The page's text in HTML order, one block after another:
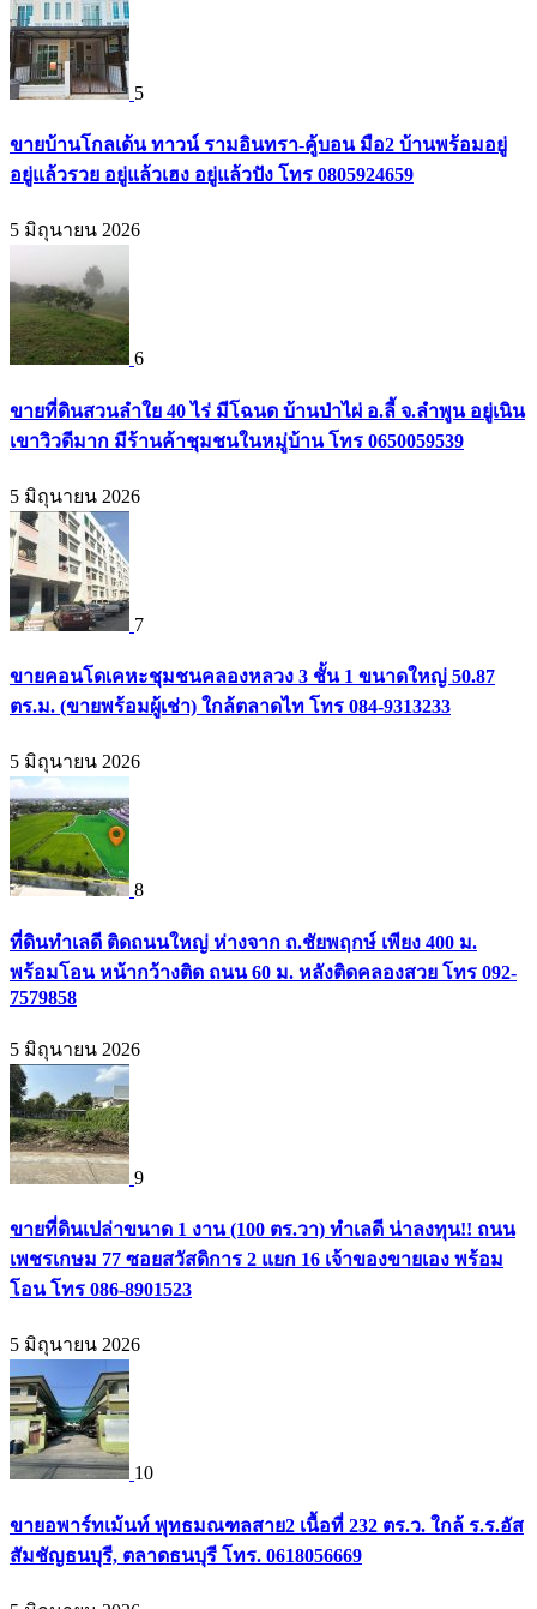
5
ขายบ้านโกลเด้น ทาวน์ รามอินทรา-คู้บอน มือ2 บ้านพร้อมอยู่
อยู่แล้วรวย อยู่แล้วเฮง อยู่แล้วปัง โทร 0805924659
5 มิถุนายน 2026
6
ขายที่ดินสวนลำใย 40 ไร่ มีโฉนด บ้านป่าไผ่ อ.ลี้ จ.ลำพูน อยู่เนิน
เขาวิวดีมาก มีร้านค้าชุมชนในหมู่บ้าน โทร 0650059539
5 มิถุนายน 2026
7
ขายคอนโดเคหะชุมชนคลองหลวง 3 ชั้น 1 ขนาดใหญ่ 50.87
ตร.ม. (ขายพร้อมผู้เช่า) ใกล้ตลาดไท โทร 084-9313233
5 มิถุนายน 2026
8
ที่ดินทำเลดี ติดถนนใหญ่ ห่างจาก ถ.ชัยพฤกษ์ เพียง 400 ม.
พร้อมโอน หน้ากว้างติด ถนน 60 ม. หลังติดคลองสวย โทร 092-
7579858
5 มิถุนายน 2026
9
ขายที่ดินเปล่าขนาด 1 งาน (100 ตร.วา) ทำเลดี น่าลงทุน!! ถนน
เพชรเกษม 77 ซอยสวัสดิการ 2 แยก 16 เจ้าของขายเอง พร้อม
โอน โทร 086-8901523
5 มิถุนายน 2026
10
ขายอพาร์ทเม้นท์ พุทธมณฑลสาย2 เนื้อที่ 232 ตร.ว. ใกล้ ร.ร.อัส
สัมชัญธนบุรี, ตลาดธนบุรี โทร. 0618056669